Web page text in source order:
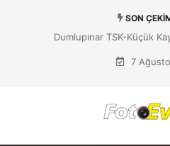
SON
Dumlupınar TSK-Küçük
7